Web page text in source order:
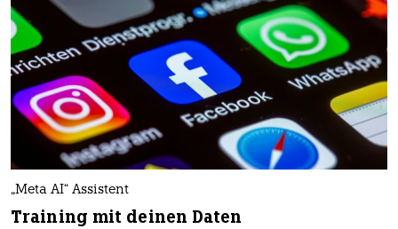
„Meta AI“ Assistent
Training mit deinen Daten